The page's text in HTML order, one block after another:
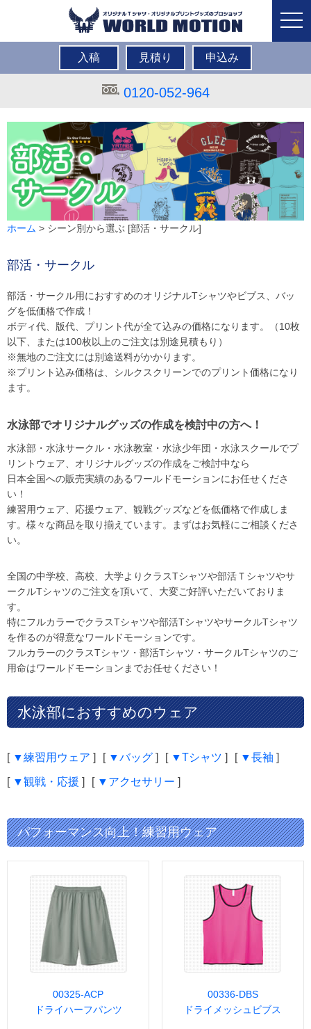
入稿 見積り 申込み
0120-052-964
ホーム > シーン別から選ぶ [部活・サークル]
部活・サークル
部活・サークル用におすすめのオリジナルTシャツやビブス、バッ
グを低価格で作成！
ボディ代、版代、プリント代が全て込みの価格になります。（10枚
以下、または100枚以上のご注文は別途見積もり）
※無地のご注文には別途送料がかかります。
※プリント込み価格は、シルクスクリーンでのプリント価格になり
ます。
水泳部でオリジナルグッズの作成を検討中の方へ！
水泳部・水泳サークル・水泳教室・水泳少年団・水泳スクールでプ
リントウェア、オリジナルグッズの作成をご検討中なら
日本全国への販売実績のあるワールドモーションにお任せくださ
い！
練習用ウェア、応援ウェア、観戦グッズなどを低価格で作成しま
す。様々な商品を取り揃えています。まずはお気軽にご相談くださ
い。
全国の中学校、高校、大学よりクラスTシャツや部活Ｔシャツやサ
ークルTシャツのご注文を頂いて、大変ご好評いただいておりま
す。
特にフルカラーでクラスTシャツや部活TシャツやサークルTシャツ
を作るのが得意なワールドモーションです。
フルカラーのクラスTシャツ・部活Tシャツ・サークルTシャツのご
用命はワールドモーションまでお任せください！
水泳部におすすめのウェア
[ ▼練習用ウェア ] [ ▼バッグ ] [ ▼Tシャツ ] [ ▼長袖 ]
[ ▼観戦・応援 ] [ ▼アクセサリー ]
パフォーマンス向上！練習用ウェア
00325-ACP
ドライハーフパンツ
00336-DBS
ドライメッシュビブス